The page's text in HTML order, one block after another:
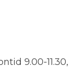
9.00-11.30,